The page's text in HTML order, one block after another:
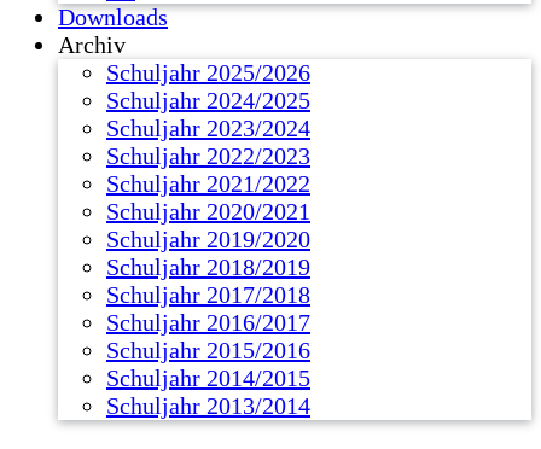
Downloads
Archiv
Schuljahr 2025/2026
Schuljahr 2024/2025
Schuljahr 2023/2024
Schuljahr 2022/2023
Schuljahr 2021/2022
Schuljahr 2020/2021
Schuljahr 2019/2020
Schuljahr 2018/2019
Schuljahr 2017/2018
Schuljahr 2016/2017
Schuljahr 2015/2016
Schuljahr 2014/2015
Schuljahr 2013/2014